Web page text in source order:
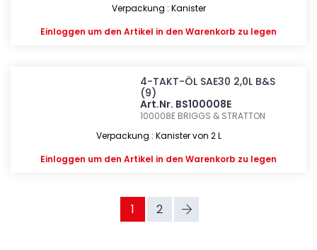
Verpackung : Kanister
Einloggen um den Artikel in den Warenkorb zu legen
4-TAKT-ÖL SAE30 2,0L B&S
(9)
Art.Nr. BS100008E
100008E BRIGGS & STRATTON
Verpackung : Kanister von 2 L
Einloggen um den Artikel in den Warenkorb zu legen
1 2